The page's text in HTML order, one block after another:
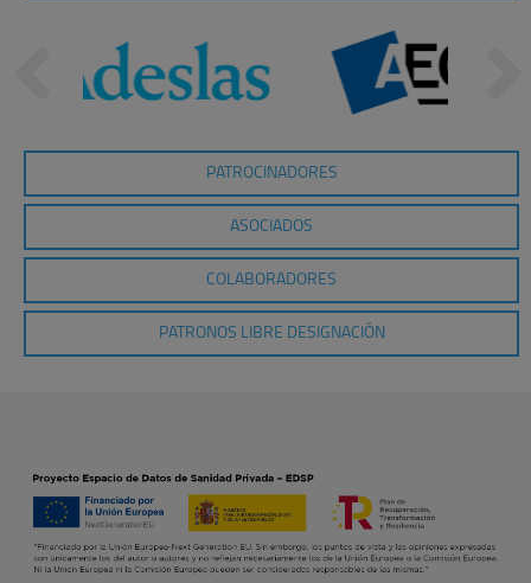
PATROCINADORES
ASOCIADOS
COLABORADORES
PATRONOS LIBRE DESIGNACIÓN